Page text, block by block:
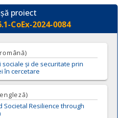
proiect
CoEx-2024-0084
și de securitate prin
în cercetare
Societal Resilience through